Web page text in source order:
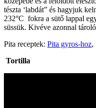
tészta ‘labdát” és hagyjuk
232°C fokra a sütő lappal
süssük. Kivéve azonnal
Pita receptek: Pita gyros-hoz,
Tortilla